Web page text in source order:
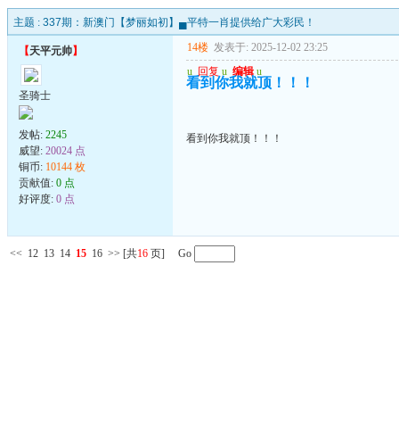
主题 : 337期：新澳门【梦丽如初】▄平特一肖提供给广大彩民！
【天平元帅】
圣骑士
发帖: 2245
威望: 20024 点
铜币: 10144 枚
贡献值: 0 点
好评度: 0 点
14楼 发表于: 2025-12-02 23:25
u 回复 u 编辑 u
看到你我就顶！！！
看到你我就顶！！！
<< 12 13 14 15 16 >> [共16 页] Go